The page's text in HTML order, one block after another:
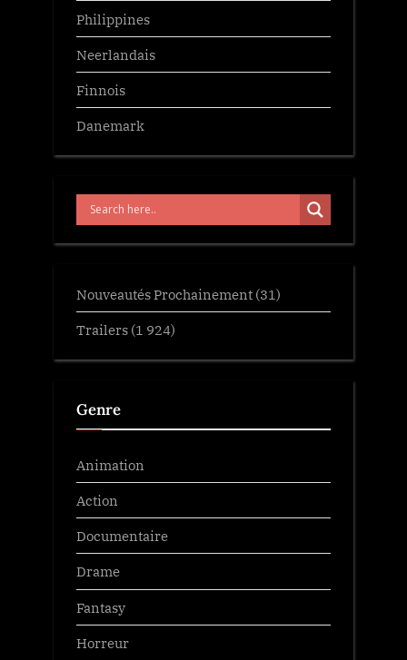
Philippines
Neerlandais
Finnois
Danemark
Nouveautés Prochainement (31)
Trailers (1 924)
Genre
Animation
Action
Documentaire
Drame
Fantasy
Horreur